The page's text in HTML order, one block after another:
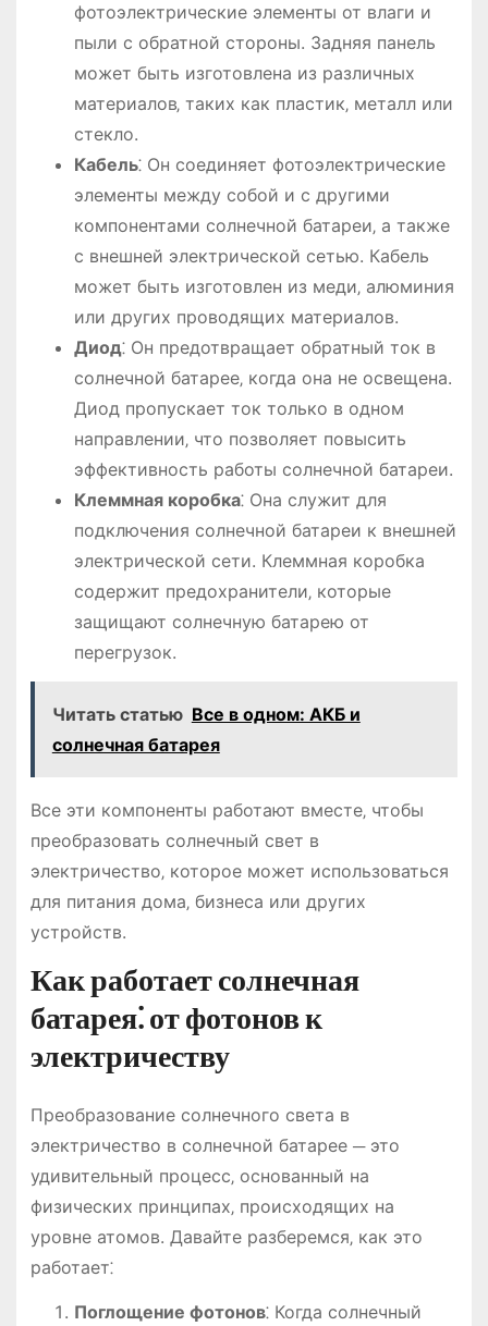
фотоэлектрические элементы от влаги и
пыли с обратной стороны. Задняя панель
может быть изготовлена из различных
материалов‚ таких как пластик‚ металл или
стекло.
Кабель⁚ Он соединяет фотоэлектрические
элементы между собой и с другими
компонентами солнечной батареи‚ а также
с внешней электрической сетью. Кабель
может быть изготовлен из меди‚ алюминия
или других проводящих материалов.
Диод⁚ Он предотвращает обратный ток в
солнечной батарее‚ когда она не освещена.
Диод пропускает ток только в одном
направлении‚ что позволяет повысить
эффективность работы солнечной батареи.
Клеммная коробка⁚ Она служит для
подключения солнечной батареи к внешней
электрической сети. Клеммная коробка
содержит предохранители‚ которые
защищают солнечную батарею от
перегрузок.
Читать статью Все в одном: АКБ и
солнечная батарея
Все эти компоненты работают вместе‚ чтобы
преобразовать солнечный свет в
электричество‚ которое может использоваться
для питания дома‚ бизнеса или других
устройств.
Как работает солнечная
батарея⁚ от фотонов к
электричеству
Преобразование солнечного света в
электричество в солнечной батарее ─ это
удивительный процесс‚ основанный на
физических принципах‚ происходящих на
уровне атомов. Давайте разберемся‚ как это
работает⁚
Поглощение фотонов⁚ Когда солнечный